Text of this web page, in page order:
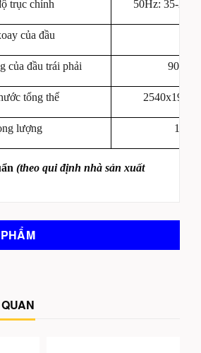
trục chính 50Hz: 35-
của đầu
của đầu trái phải 90
tổng thể
lượng
(theo qui định nhà sản xuất